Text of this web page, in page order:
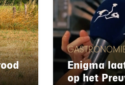
Enigma
op het